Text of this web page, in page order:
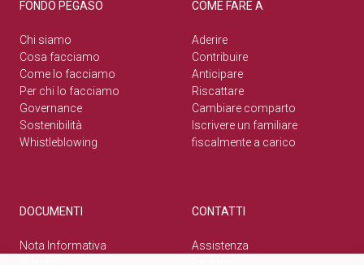
FONDO PEGASO
Chi siamo
Cosa facciamo
Come lo facciamo
Per chi lo facciamo
Governance
Sostenibilità
Whistleblowing
COME FARE A
Aderire
Contribuire
Anticipare
Riscattare
Cambiare comparto
Iscrivere un familiare
fiscalmente a carico
DOCUMENTI
Nota Informativa
CONTATTI
Assistenza